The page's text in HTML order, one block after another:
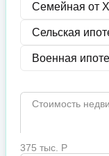
Семейная от
Сельская
Военная
Стоимость
375 тыс. Р